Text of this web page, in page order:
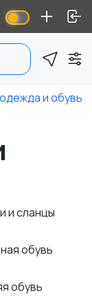
и обувь
и сланцы
обувь
обувь